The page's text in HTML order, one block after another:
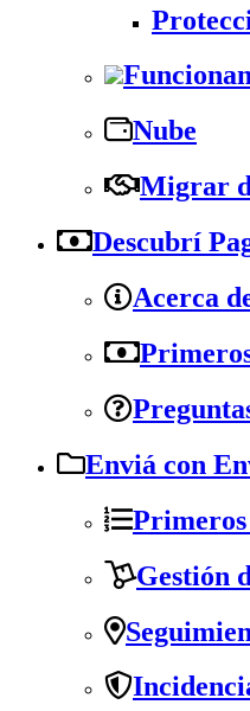
Nube
Migrar
Descubrí
Acerca
Enviá con
Primeros
Gestión